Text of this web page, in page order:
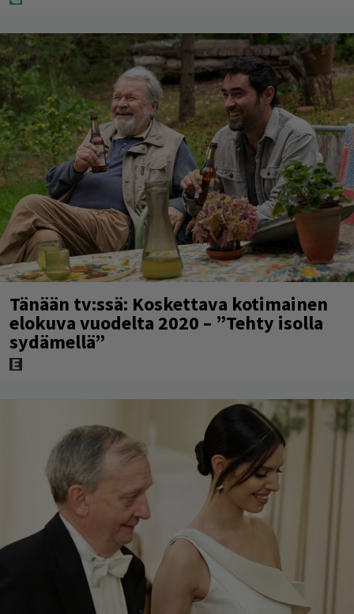
Tänään tv:ssä: Koskettava kotimainen
elokuva vuodelta 2020 – ”Tehty isolla
sydämellä”